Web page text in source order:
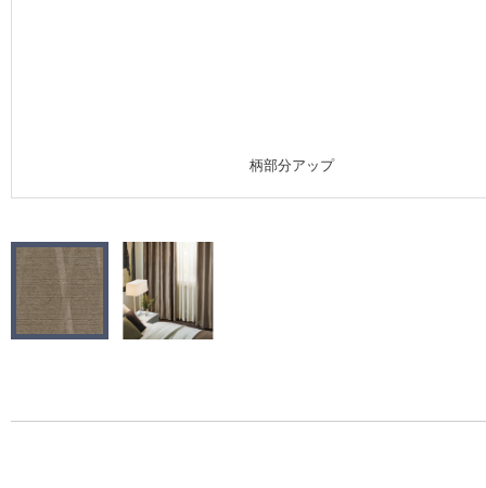
モデルハウス
新築戸建・マンション
#リリカラのある暮らし
柄部分アップ